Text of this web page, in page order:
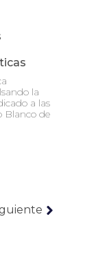
la
a las
Blanco de